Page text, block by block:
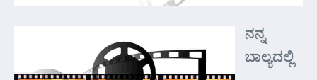
ನನ್ನ
ಬಾಲ್ಯದಲ್ಲಿ